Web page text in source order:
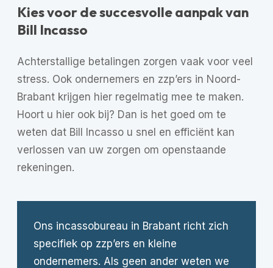
Kies voor de succesvolle aanpak van
Bill Incasso
Achterstallige betalingen zorgen vaak voor veel
stress. Ook ondernemers en zzp’ers in Noord-
Brabant krijgen hier regelmatig mee te maken.
Hoort u hier ook bij? Dan is het goed om te
weten dat Bill Incasso u snel en efficiënt kan
verlossen van uw zorgen om openstaande
rekeningen.
Ons incassobureau in Brabant richt zich
specifiek op zzp’ers en kleine
ondernemers. Als geen ander weten we